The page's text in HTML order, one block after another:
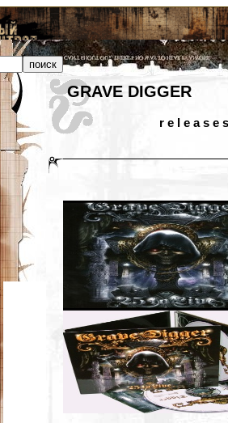
GRAVE DIGGER
r e l e a s e s